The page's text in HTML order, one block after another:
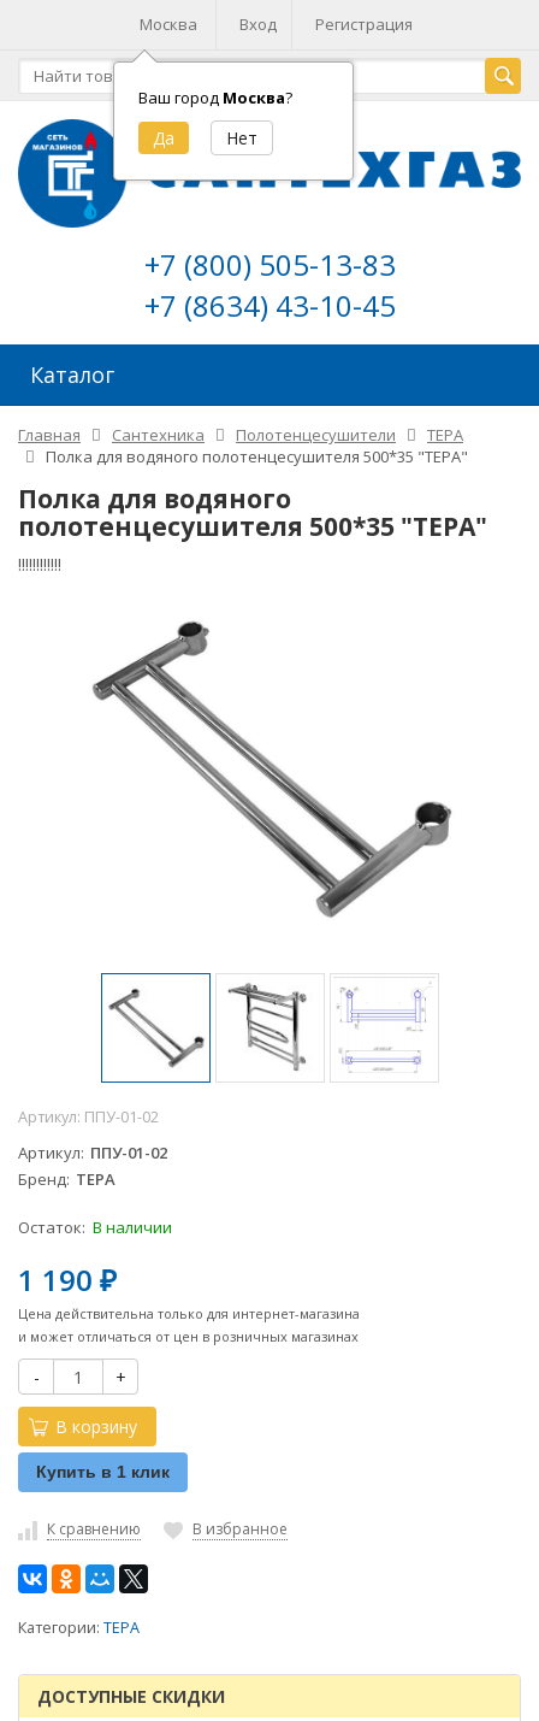
Москва
Ваш город Москва?
Вход Регистрация
+7 (800) 505-13-83
+7 (8634) 43-10-45
Каталог
Главная Сантехника Полотенцесушители
ТЕРА
Полка для водяного полотенцесушителя 500*35 "ТЕРА"
Полка для водяного
полотенцесушителя 500*35 "ТЕРА"
!!!!!!!!!!!!
Артикул: ППУ-01-02
Артикул ППУ-01-02
Бренд ТЕРА
Остаток: В наличии
1 190 ₽
Цена действительна только для интернет-магазина
и может отличаться от цен в розничных магазинах
- +
В корзину
Купить в 1 клик
К сравнению В избранное
Категории: ТЕРА
ДОСТУПНЫЕ СКИДКИ